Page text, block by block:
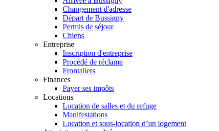
Changement d'adresse
Départ de Bussigny
Permis de séjour
Chiens
Entreprise
Inscription d'entreprise
Procédé de réclame
Frontaliers
Finances
Payer ses impôts
Locations
Location de salles et du refuge
Manifestations
Location et sous-location d’un logement